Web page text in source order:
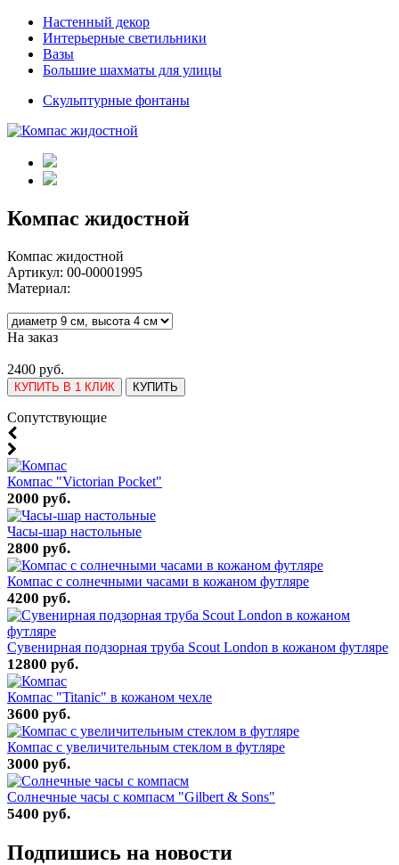
Настенный декор
Интерьерные светильники
Вазы
Большие шахматы для улицы
Скульптурные фонтаны
Компас жидостной
Компас жидостной
Артикул: 00-00001995
Материал:
На заказ
2400 руб.
КУПИТЬ В 1 КЛИК КУПИТЬ
Cопутствующие
Компас "Victorian Pocket"
2000 руб.
Часы-шар настольные
2800 руб.
Компас с солнечными часами в кожаном футляре
4200 руб.
Сувенирная подзорная труба Scout London в кожаном футляре
12800 руб.
Компас "Titanic" в кожаном чехле
3600 руб.
Компас с увеличительным стеклом в футляре
3000 руб.
Солнечные часы с компасм "Gilbert & Sons"
5400 руб.
Подпишись на новости